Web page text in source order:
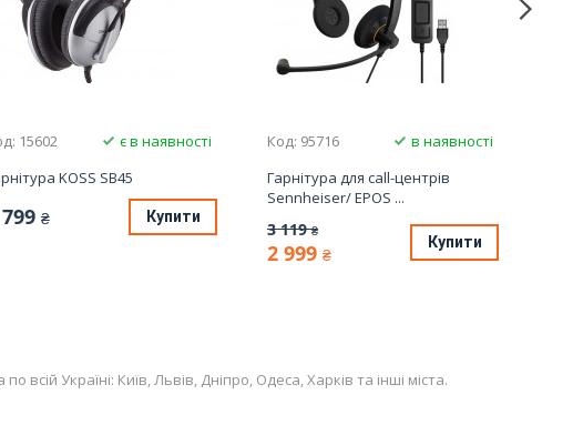
15602
є в наявності
KOSS SB45
₴ Купити
Код: 95716
в наявності
Гарнітура для call-центрів
Sennheiser/ EPOS ...
3 119 ₴
2 999 ₴
Купити
Україні: Київ, Львів, Дніпро, Одеса, Харків та інші міста.